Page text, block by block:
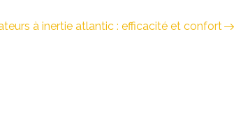
à inertie atlantic : efficacité et confort